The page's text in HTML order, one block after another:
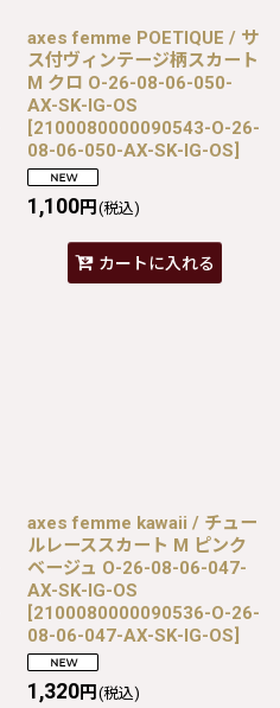
axes femme POETIQUE / サ
ス付ヴィンテージ柄スカート
M クロ O-26-08-06-050-
AX-SK-IG-OS
[2100080000090543-O-26-
08-06-050-AX-SK-IG-OS]
1,100円 (税込)
カートに入れる
axes femme kawaii / チュー
ルレーススカート M ピンク
ベージュ O-26-08-06-047-
AX-SK-IG-OS
[2100080000090536-O-26-
08-06-047-AX-SK-IG-OS]
1,320円 (税込)